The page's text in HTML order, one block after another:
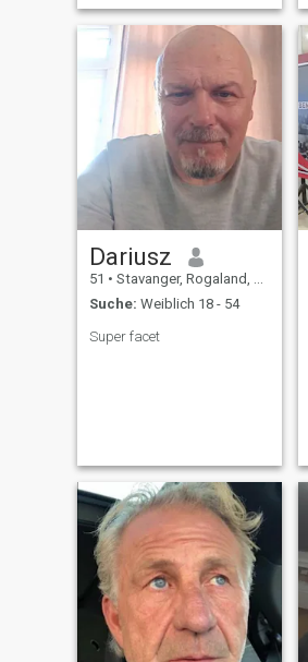
Reise gerne und entspanne
mich und lese ein Buch am
Strand. Ich suche eine Frau,
die meine Interessen teilen
kann, die liebevoll ist und
liebt und geliebt wird.
Dariusz
51 • Stavanger, Rogaland, Norwegen
Suche: Weiblich 18 - 54
Super facet